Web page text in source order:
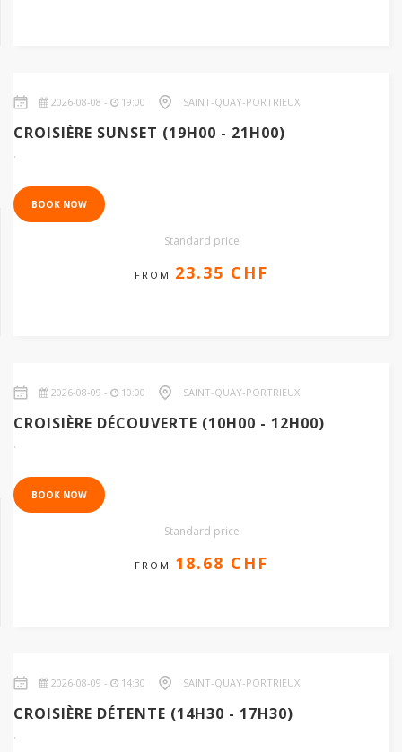
23.35 CHF
2026-08-08 - 19:00 SAINT-QUAY-PORTRIEUX
CROISIÈRE SUNSET (19H00 - 21H00)
.
BOOK NOW
Standard price
FROM 23.35 CHF
18.68 CHF
2026-08-09 - 10:00 SAINT-QUAY-PORTRIEUX
CROISIÈRE DÉCOUVERTE (10H00 - 12H00)
.
BOOK NOW
Standard price
FROM 18.68 CHF
28.02 CHF
2026-08-09 - 14:30 SAINT-QUAY-PORTRIEUX
CROISIÈRE DÉTENTE (14H30 - 17H30)
.